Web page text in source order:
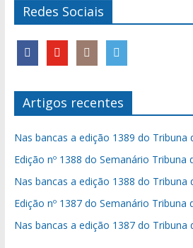
Redes Sociais
Artigos recentes
Nas bancas a edição 1389 do Tribuna
Edição nº 1388 do Semanário Tribuna
Nas bancas a edição 1388 do Tribuna
Edição nº 1387 do Semanário Tribuna
Nas bancas a edição 1387 do Tribuna